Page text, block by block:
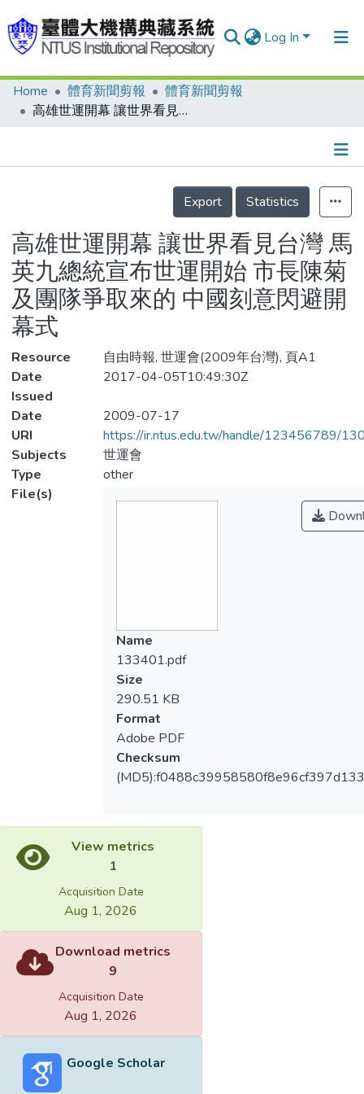
Log In
Communities & Collections
Statistics
Home 體育新聞剪報
體育新聞剪報
高雄世運開幕 讓世界看見台灣 馬英九總統宣布世運開始 市長陳菊及團隊爭取來的 中國刻意閃避開幕式
Details
Export
Statistics
高雄世運開幕 讓世界看見台灣 馬
英九總統宣布世運開始 市長陳菊
及團隊爭取來的 中國刻意閃避開
幕式
Resource
自由時報, 世運會(2009年台灣), 頁A1
Date
Issued
2017-04-05T10:49:30Z
Date
2009-07-17
URI
https://ir.ntus.edu.tw/handle/123456789/
Subjects
世運會
Type
other
File(s)
Name
133401.pdf
Size
290.51 KB
Format
Adobe PDF
Checksum
View metrics
1
Acquisition Date
Aug 1, 2026
Download metrics
9
Acquisition Date
Aug 1, 2026
Google Scholar